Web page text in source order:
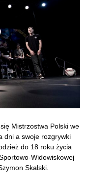
Mistrzostwa Polski we
dni a swoje rozgrywki
do 18 roku życia
Widowiskowej
Skalski.